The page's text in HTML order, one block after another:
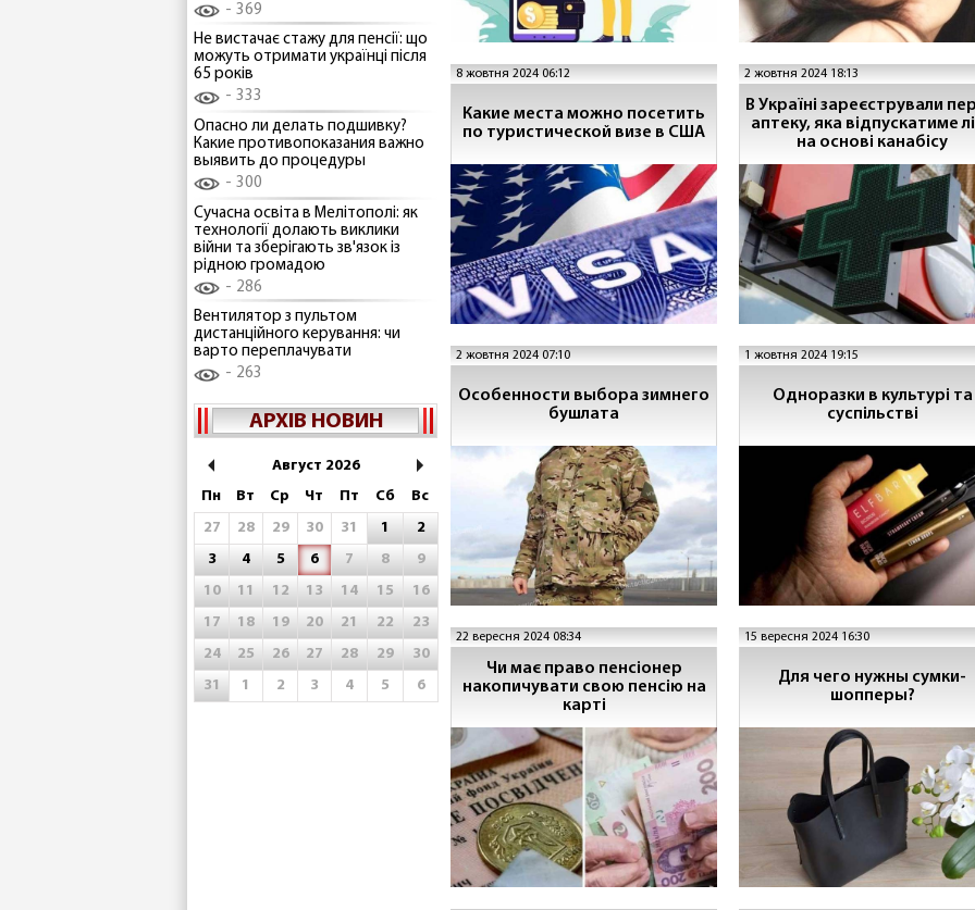
369
Не вистачає стажу для пенсії: що
можуть отримати українці після
65 років
333
Опасно ли делать подшивку?
Какие противопоказания важно
выявить до процедуры
300
Сучасна освіта в Мелітополі: як
технології долають виклики
війни та зберігають зв'язок із
рідною громадою
286
Вентилятор з пультом
дистанційного керування: чи
варто переплачувати
263
АРХІВ НОВИН
Август 2026
Пн
Вт Ср Чт Пт Сб
Вс
27
28 29 30 31 1
2
3
4 5 6 7 8
9
10
11 12 13 14 15
16
17
18 19 20 21 22
23
24
25 26 27 28 29
30
31
1 2 3 4 5 6
8 жовтня 2024 06:12
Какие места можно посетить
по туристической визе в США
2 жовтня 2024 18:13
В Україні зареєстрували
аптеку, яка відпускатиме
на основі канабісу
2 жовтня 2024 07:10
Особенности выбора зимнего
бушлата
1 жовтня 2024 19:15
Одноразки в культурі та
суспільстві
22 вересня 2024 08:34
Чи має право пенсіонер
накопичувати свою пенсію на
карті
15 вересня 2024 16:30
Для чего нужны сумки-
шопперы?